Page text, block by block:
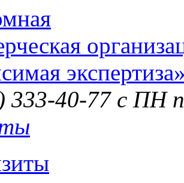
333-40-77 с ПН